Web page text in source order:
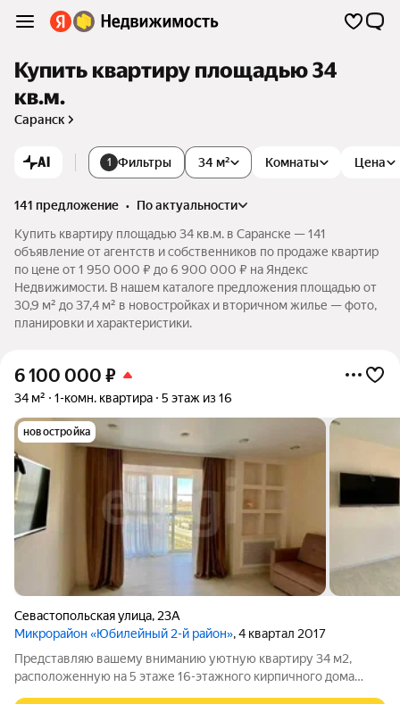
Купить квартиру площадью 34
кв.м.
Саранск
AI 1 Фильтры Комнаты Цена
34 м²
141 предложение •
по актуальности
Купить квартиру площадью 34 кв.м. в Саранске — 141
объявление от агентств и собственников по продаже квартир
по цене от 1 950 000 ₽ до 6 900 000 ₽ на Яндекс
Недвижимости. В нашем каталоге предложения площадью от
30,9 м² до 37,4 м² в новостройках и вторичном жилье — фото,
планировки и характеристики.
6 100 000 ₽
34 м² 1-комн. квартира 5 этаж из 16
новостройка
Севастопольская улица, 23А
Микрорайон «Юбилейный 2-й район», 4 квартал 2017
Представляю вашему вниманию уютную квартиру 34 м2,
расположенную на 5 этаже 16-этажного кирпичного дома